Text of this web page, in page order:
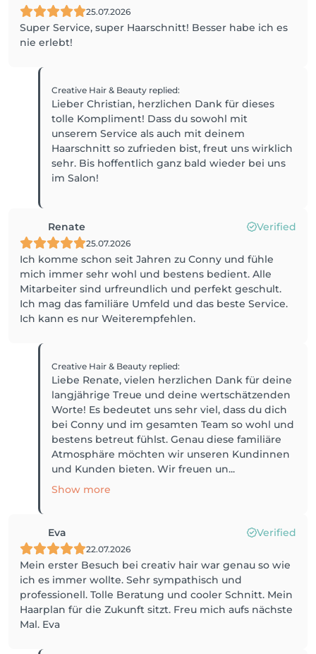
25.07.2026
Super Service, super Haarschnitt! Besser habe ich es
nie erlebt!
Creative Hair & Beauty replied:
Lieber Christian, herzlichen Dank für dieses
tolle Kompliment! Dass du sowohl mit
unserem Service als auch mit deinem
Haarschnitt so zufrieden bist, freut uns wirklich
sehr. Bis hoffentlich ganz bald wieder bei uns
Renate Verified
25.07.2026
Ich komme schon seit Jahren zu Conny und fühle
mich immer sehr wohl und bestens bedient. Alle
Mitarbeiter sind urfreundlich und perfekt geschult.
Ich mag das familiäre Umfeld und das beste Service.
Ich kann es nur Weiterempfehlen.
Creative Hair & Beauty replied:
Liebe Renate, vielen herzlichen Dank für deine
langjährige Treue und deine wertschätzenden
Worte! Es bedeutet uns sehr viel, dass du dich
bei Conny und im gesamten Team so wohl und
bestens betreut fühlst. Genau diese familiäre
Atmosphäre möchten wir unseren Kundinnen
und Kunden bieten. Wir freuen un...
Show more
Eva Verified
22.07.2026
Mein erster Besuch bei creativ hair war genau so wie
ich es immer wollte. Sehr sympathisch und
professionell. Tolle Beratung und cooler Schnitt. Mein
Haarplan für die Zukunft sitzt. Freu mich aufs nächste
Mal. Eva